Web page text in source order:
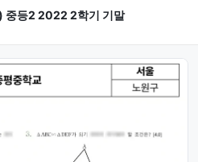
중등2 2022 2학기 기말